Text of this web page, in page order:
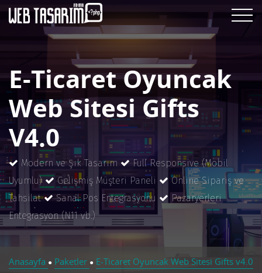
E-Ticaret Oyuncak
Web Sitesi Gifts
V4.0
Modern ve Şık Tasarım
Full Responsive (Mobil
Uyumlu)
Gelişmiş Müşteri Paneli
Online Sipariş ve
Tahsilat
Sanal Pos Entegrasyonu
Pazaryerleri
Entegrasyon (N11 vb.)
Anasayfa ● Paketler ● E-Ticaret Oyuncak Web Sitesi Gifts v4.0